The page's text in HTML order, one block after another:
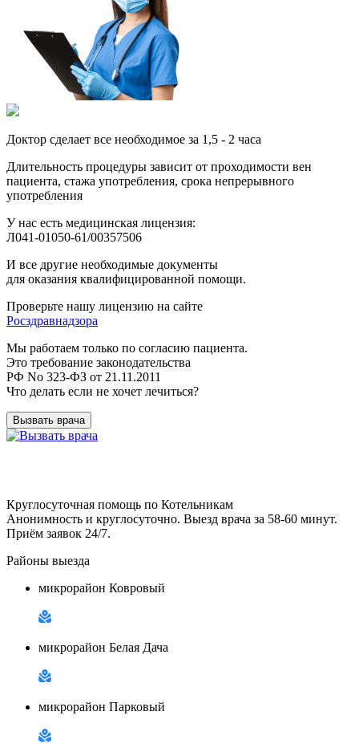
Доктор сделает все необходимое за 1,5 - 2 часа
Длительность процедуры зависит от проходимости вен
пациента, стажа употребления, срока непрерывного
употребления
У нас есть медицинская лицензия:
Л041-01050-61/00357506
И все другие необходимые документы
для оказания квалифицированной помощи.
Проверьте нашу лицензию на сайте
Росздравнадзора
Мы работаем только по согласию пациента.
Это требование законодательства
РФ No 323-ФЗ от 21.11.2011
Что делать если не хочет лечиться?
Вызвать врача
Круглосуточная помощь по Котельникам
Анонимность и круглосуточно. Выезд врача за 58-60 минут.
Приём заявок 24/7.
Районы выезда
микрорайон Ковровый
микрорайон Белая Дача
микрорайон Парковый